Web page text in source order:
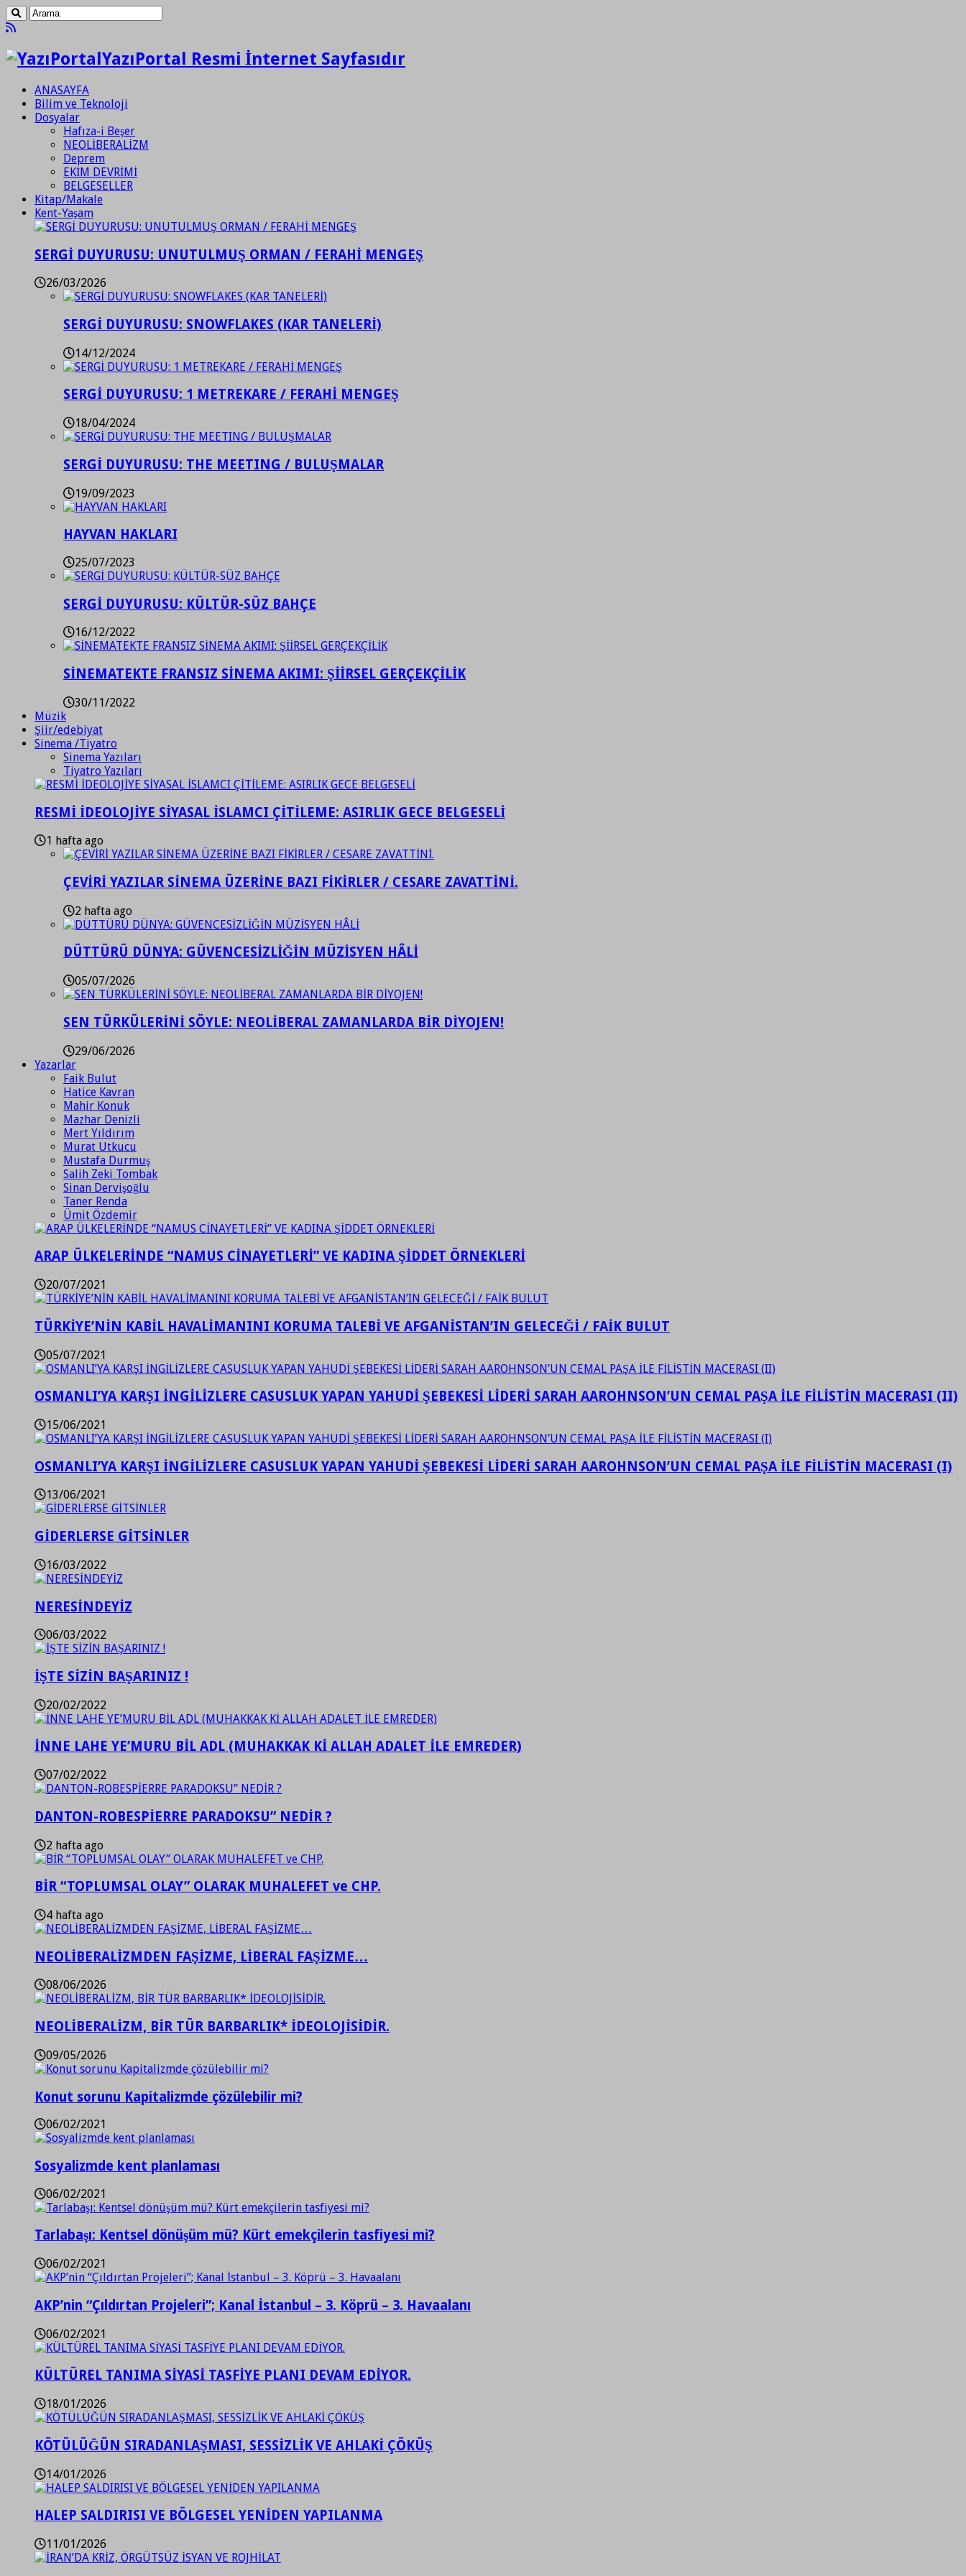
YazıPortal Resmi İnternet Sayfasıdır
ANASAYFA
Bilim ve Teknoloji
Dosyalar
Hafıza-i Beşer
NEOLİBERALİZM
Deprem
EKİM DEVRİMİ
BELGESELLER
Kitap/Makale
Kent-Yaşam
SERGİ DUYURUSU: UNUTULMUŞ ORMAN / FERAHİ MENGEŞ
26/03/2026
SERGİ DUYURUSU: SNOWFLAKES (KAR TANELERİ)
14/12/2024
SERGİ DUYURUSU: 1 METREKARE / FERAHİ MENGEŞ
18/04/2024
SERGİ DUYURUSU: THE MEETING / BULUŞMALAR
19/09/2023
HAYVAN HAKLARI
25/07/2023
SERGİ DUYURUSU: KÜLTÜR-SÜZ BAHÇE
16/12/2022
SİNEMATEKTE FRANSIZ SİNEMA AKIMI: ŞİİRSEL GERÇEKÇİLİK
30/11/2022
Müzik
Şiir/edebiyat
Sinema /Tiyatro
Sinema Yazıları
Tiyatro Yazıları
RESMİ İDEOLOJİYE SİYASAL İSLAMCI ÇİTİLEME: ASIRLIK GECE BELGESELİ
1 hafta ago
ÇEVİRİ YAZILAR SİNEMA ÜZERİNE BAZI FİKİRLER / CESARE ZAVATTİNİ.
2 hafta ago
DÜTTÜRÜ DÜNYA: GÜVENCESİZLİĞİN MÜZİSYEN HÂLİ
05/07/2026
SEN TÜRKÜLERİNİ SÖYLE: NEOLİBERAL ZAMANLARDA BİR DİYOJEN!
29/06/2026
Yazarlar
Faik Bulut
Hatice Kavran
Mahir Konuk
Mazhar Denizli
Mert Yıldırım
Murat Utkucu
Mustafa Durmuş
Salih Zeki Tombak
Sinan Dervişoğlu
Taner Renda
Ümit Özdemir
ARAP ÜLKELERİNDE “NAMUS CİNAYETLERİ” VE KADINA ŞİDDET ÖRNEKLERİ
20/07/2021
TÜRKİYE’NİN KABİL HAVALİMANINI KORUMA TALEBİ VE AFGANİSTAN’IN GELECEĞİ / FAİK BULUT
05/07/2021
OSMANLI’YA KARŞI İNGİLİZLERE CASUSLUK YAPAN YAHUDİ ŞEBEKESİ LİDERİ SARAH AAROHNSON’UN CEMAL PAŞA İLE FİLİSTİN MACERASI (II)
15/06/2021
OSMANLI’YA KARŞI İNGİLİZLERE CASUSLUK YAPAN YAHUDİ ŞEBEKESİ LİDERİ SARAH AAROHNSON’UN CEMAL PAŞA İLE FİLİSTİN MACERASI (I)
13/06/2021
GİDERLERSE GİTSİNLER
16/03/2022
NERESİNDEYİZ
06/03/2022
İŞTE SİZİN BAŞARINIZ !
20/02/2022
İNNE LAHE YE’MURU BİL ADL (MUHAKKAK Kİ ALLAH ADALET İLE EMREDER)
07/02/2022
DANTON-ROBESPİERRE PARADOKSU” NEDİR ?
2 hafta ago
BİR “TOPLUMSAL OLAY” OLARAK MUHALEFET ve CHP.
4 hafta ago
NEOLİBERALİZMDEN FAŞİZME, LİBERAL FAŞİZME…
08/06/2026
NEOLİBERALİZM, BİR TÜR BARBARLIK* İDEOLOJİSİDİR.
09/05/2026
Konut sorunu Kapitalizmde çözülebilir mi?
06/02/2021
Sosyalizmde kent planlaması
06/02/2021
Tarlabaşı: Kentsel dönüşüm mü? Kürt emekçilerin tasfiyesi mi?
06/02/2021
AKP’nin “Çıldırtan Projeleri”; Kanal İstanbul – 3. Köprü – 3. Havaalanı
06/02/2021
KÜLTÜREL TANIMA SİYASİ TASFİYE PLANI DEVAM EDİYOR.
18/01/2026
KÖTÜLÜĞÜN SIRADANLAŞMASI, SESSİZLİK VE AHLAKİ ÇÖKÜŞ
14/01/2026
HALEP SALDIRISI VE BÖLGESEL YENİDEN YAPILANMA
11/01/2026